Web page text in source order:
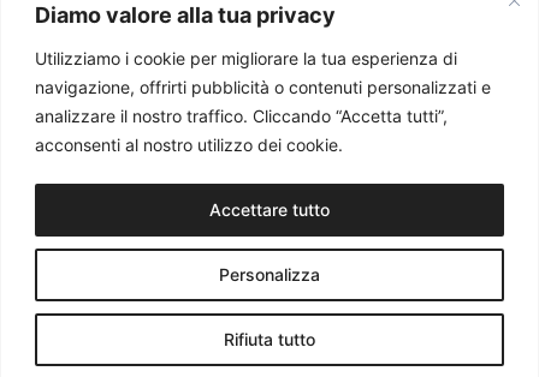
Diamo valore alla tua privacy
Utilizziamo i cookie per migliorare la tua esperienza di
navigazione, offrirti pubblicità o contenuti personalizzati e
analizzare il nostro traffico. Cliccando “Accetta tutti”,
acconsenti al nostro utilizzo dei cookie.
Personalizza
Rifiuta tutto
Accettare tutto
CIR: 15063046EXT0046
Tel. 081 2132926 - Cell. 333 9666879
e-mail:carlo.vito@gmail.com
3D Solution S.r.l.